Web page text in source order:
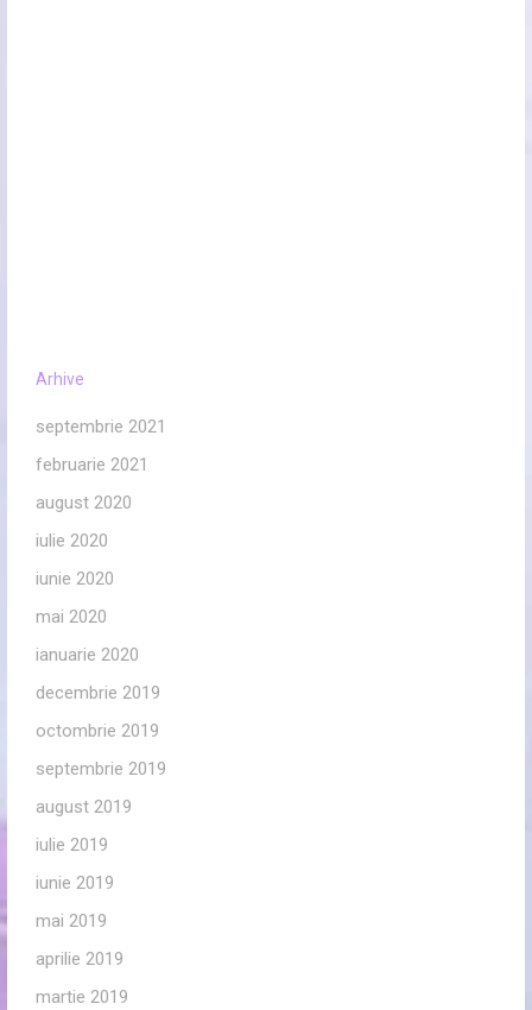
Arhive
septembrie 2021
februarie 2021
august 2020
iulie 2020
iunie 2020
mai 2020
ianuarie 2020
decembrie 2019
octombrie 2019
septembrie 2019
august 2019
iulie 2019
iunie 2019
mai 2019
aprilie 2019
martie 2019